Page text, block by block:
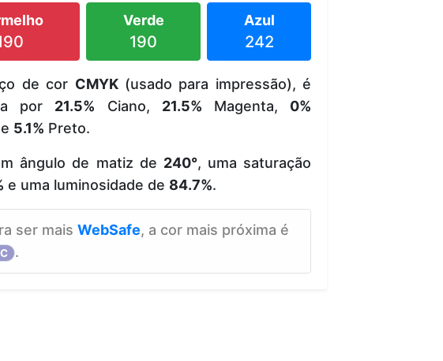
Verde
190
Azul
242
de cor CMYK(usado para impressão), é
por 21.5% Ciano, 21.5% Magenta, 0%
5.1% Preto.
ângulo de matiz de 240°, uma saturação
e uma luminosidade de 84.7%.
ser mais WebSafe, a cor mais próxima é
.